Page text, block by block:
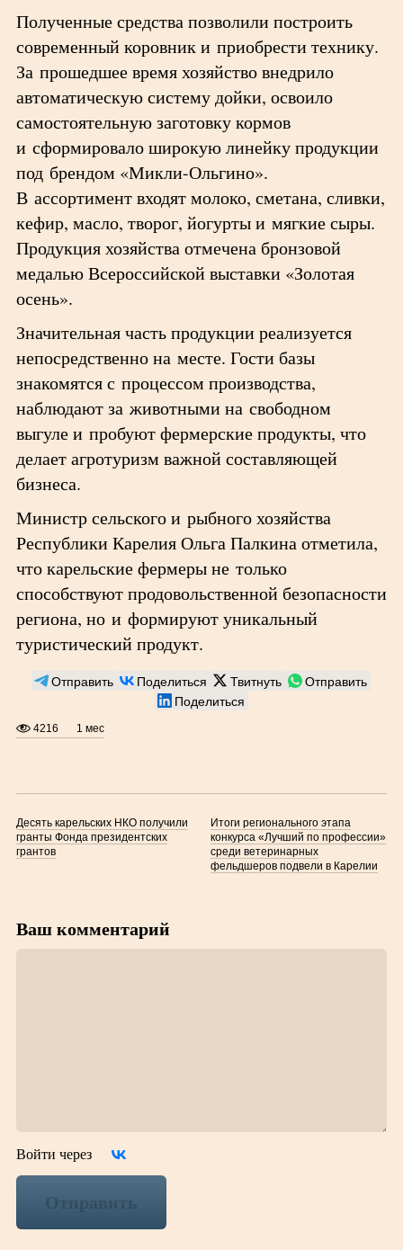
Полученные средства позволили построить
современный коровник и приобрести технику.
За прошедшее время хозяйство внедрило
автоматическую систему дойки, освоило
самостоятельную заготовку кормов
и сформировало широкую линейку продукции
под брендом «Микли-Ольгино».
В ассортимент входят молоко, сметана, сливки,
кефир, масло, творог, йогурты и мягкие сыры.
Продукция хозяйства отмечена бронзовой
медалью Всероссийской выставки «Золотая
осень».
Значительная часть продукции реализуется
непосредственно на месте. Гости базы
знакомятся с процессом производства,
наблюдают за животными на свободном
выгуле и пробуют фермерские продукты, что
делает агротуризм важной составляющей
бизнеса.
Министр сельского и рыбного хозяйства
Республики Карелия Ольга Палкина отметила,
что карельские фермеры не только
способствуют продовольственной безопасности
региона, но и формируют уникальный
туристический продукт.
Отправить Поделиться Твитнуть
Отправить
Поделиться
4216 1 мес
Десять карельских НКО получили
гранты Фонда президентских
грантов
Итоги регионального этапа
конкурса «Лучший по профессии»
среди ветеринарных
фельдшеров подвели в Карелии
Ваш комментарий
Войти через
Отправить